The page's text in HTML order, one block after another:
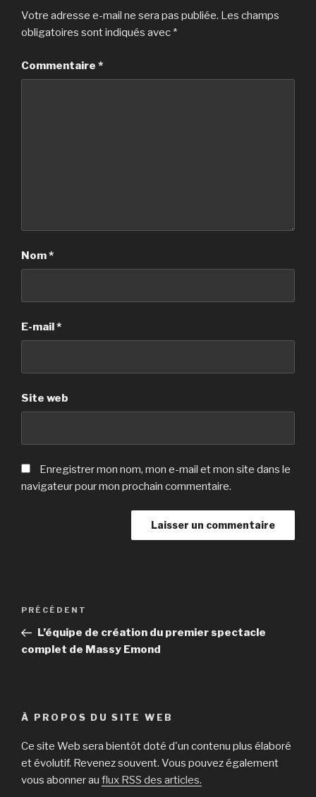
Votre adresse e-mail ne sera pas publiée. Les champs
obligatoires sont indiqués avec *
Commentaire *
Nom*
E-mail*
Site web
Enregistrer mon nom, mon e-mail et mon site dans le
navigateur pour mon prochain commentaire.
Navigation
l’article
Article
précédent
PRÉCÉDENT
L’équipe de création du premier spectacle
complet de Massy Emond
À PROPOS DU SITE WEB
Ce site Web sera bientôt doté d'un contenu plus élaboré
et évolutif. Revenez souvent. Vous pouvez également
vous abonner au flux RSS des articles.